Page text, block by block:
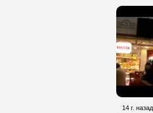
14 г. назад